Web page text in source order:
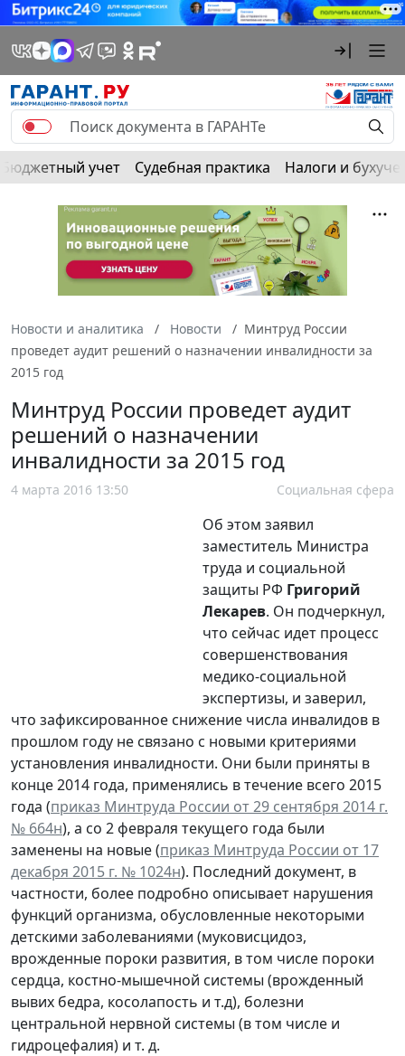
Бюджетный учет Судебная практика Налоги и
Новости и аналитика Новости
Минтруд России
проведет аудит решений о назначении инвалидности за
2015 год
Минтруд России проведет аудит
решений о назначении
инвалидности за 2015 год
4 марта 2016 13:50 Социальная сфера
Об этом заявил
заместитель Министра
труда и социальной
защиты РФ Григорий
Лекарев. Он подчеркнул,
что сейчас идет процесс
совершенствования
медико-социальной
экспертизы, и заверил,
что зафиксированное снижение числа инвалидов в
прошлом году не связано с новыми критериями
установления инвалидности. Они были приняты в
конце 2014 года, применялись в течение всего 2015
года (приказ Минтруда России от 29 сентября 2014 г.
№ 664н), а со 2 февраля текущего года были
заменены на новые (приказ Минтруда России от 17
декабря 2015 г. № 1024н). Последний документ, в
частности, более подробно описывает нарушения
функций организма, обусловленные некоторыми
детскими заболеваниями (муковисцидоз,
врожденные пороки развития, в том числе пороки
сердца, костно-мышечной системы (врожденный
вывих бедра, косолапость и т.д), болезни
центральной нервной системы (в том числе и
гидроцефалия) и т. д.